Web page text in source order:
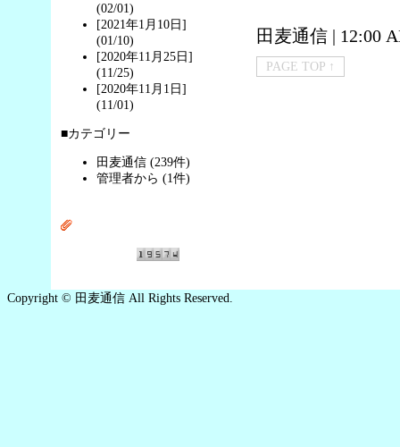
(02/01)
[2021年1月10日]
(01/10)
[2020年11月25日]
(11/25)
[2020年11月1日]
(11/01)
■カテゴリー
田麦通信 (239件)
管理者から (1件)
田麦通信| 12:00
PAGE TOP ↑
Copyright © 田麦通信 All Rights Reserved.